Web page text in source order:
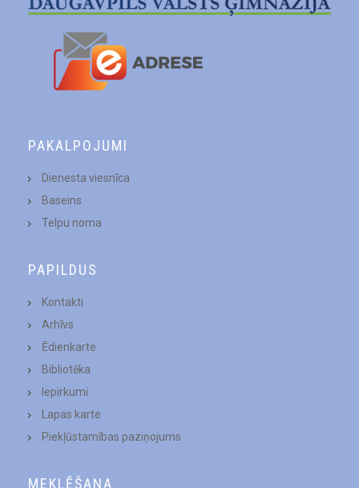
PAKALPOJUMI
Dienesta viesnīca
Baseins
Telpu noma
PAPILDUS
Kontakti
Arhīvs
Ēdienkarte
Bibliotēka
Iepirkumi
Lapas karte
Piekļūstamības paziņojums
MEKLĒŠANA